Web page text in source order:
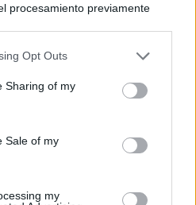
procesamiento previamente
en cuenta que algún
tiene el derecho de
Sus preferencias se aplicarán
de nuevo en este sitio web o
privacidad.
Opt Outs
Sharing of my
Sale of my
my